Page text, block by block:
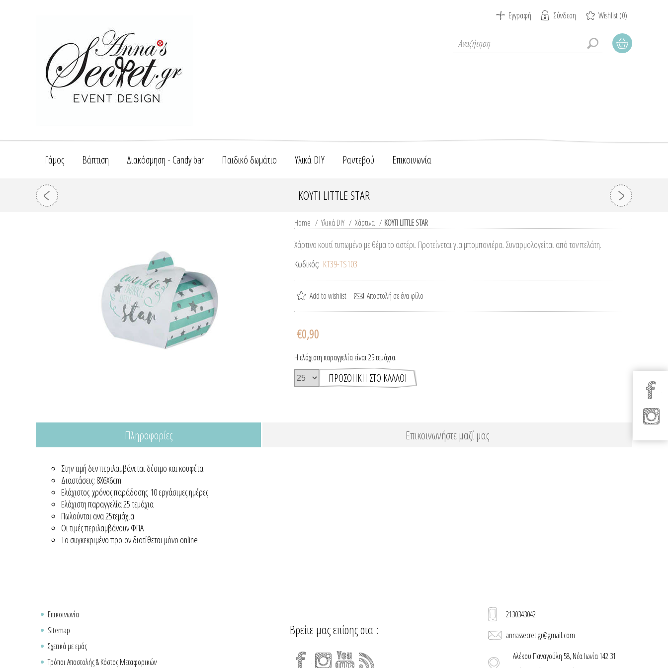
Εγγραφή Σύνδεση Wishlist(0)
Γάμος Βάπτιση Διακόσμηση - Candy bar Παιδικό δωμάτιο Υλικά DIY Ραντεβού Επικοινωνία
ΚΟΥΤΙ LITTLE STAR
Home / Υλικά DIY / Χάρτινα / ΚΟΥΤΙ LITTLE STAR
Χάρτινο κουτί τυπωμένο με θέμα το αστέρι. Προτείνεται για μπομπονιέρα. Συναρμολογείται από τον πελάτη.
Κωδικός: ΚΤ39-TS103
€0,90
Η ελάχιστη παραγγελία είναι 25 τεμάχια.
Πληροφορίες Επικοινωνήστε μαζί μας
Στην τιμή δεν περιλαμβάνεται δέσιμο και κουφέτα
Διαστάσεις: 8Χ6Χ6cm
Ελάχιστος χρόνος παράδοσης 10 εργάσιμες ημέρες
Ελάχιστη παραγγελία 25 τεμάχια
Πωλούνται ανα 25τεμάχια
Οι τιμές περιλαμβάνουν ΦΠΑ
Το συγκεκριμένο προιον διατίθεται μόνο online
Επικοινωνία
Sitemap
Σχετικά με εμάς
Τρόποι Αποστολής & Κόστος Μεταφορικών
Βρείτε μας επίσης στα :
2130343042
annassecret.gr@gmail.com
Αλέκου Παναγούλη 58, Νέα Ιωνία 142 31